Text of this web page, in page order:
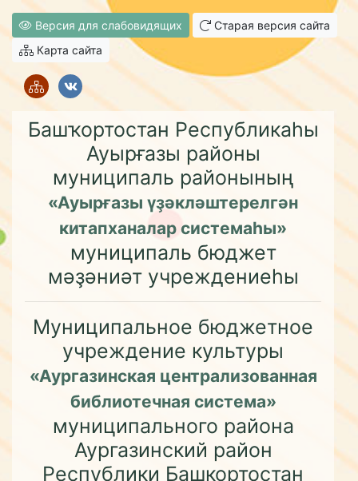
Версия для слабовидящих
Старая версия сайта
Карта сайта
Башҡортостан Республикаһы
Ауырғазы районы
муниципаль районының
«Ауырғазы үҙәкләштерелгән
китапханалар системаһы»
муниципаль бюджет
мәҙәниәт учреждениеһы
Муниципальное бюджетное
учреждение культуры
«Аургазинская централизованная
библиотечная система»
муниципального района
Аургазинский район
Республики Башкортостан